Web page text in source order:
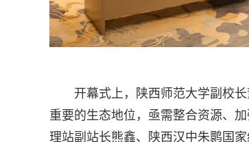
开幕式上，陕西师范大学副校
重要的生态地位，亟需整合资源、
理站副站长熊鑫、陕西汉中朱鹮国